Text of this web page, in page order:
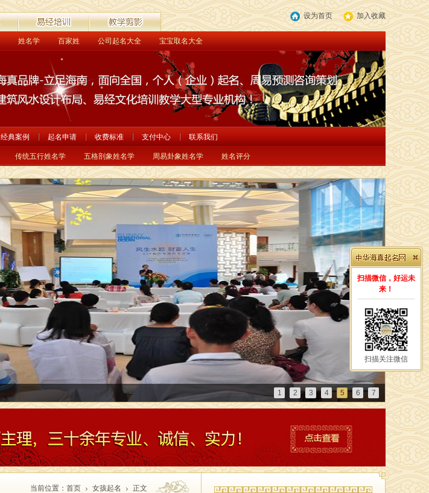
易经培训 教学剪影
设为首页 加入收藏
姓名学 百家姓 公司起名大全 宝宝取名大全
经典案例 起名申请 收费标准 支付中心 联系我们
传统五行姓名学 五格剖象姓名学 周易卦象姓名学 姓名评分
1 2 3 4 5 6 7
当前位置： 首页 女孩起名 正文
扫描微信，好运未
来！
扫描关注微信